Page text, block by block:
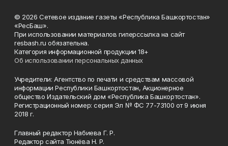
© 2026 Сетевое издание газеты «Республика Башкортостан»
«РесБаш».
При использовании материалов гиперссылка на сайт
resbash.ru обязательна.
Категория информационной продукции 18+
Об использовании персональных данных
Учредители: Агентство по печати и средствам массовой
информации Республики Башкортостан, Акционерное
общество Издательский дом «Республика Башкортостан».
Регистрационный номер: серия Эл № ФС 77-73100 от 9 июня
2018 г.
Главный редактор Набиева Г. Р.
Редактор сайта Тюнёва Н. Р.